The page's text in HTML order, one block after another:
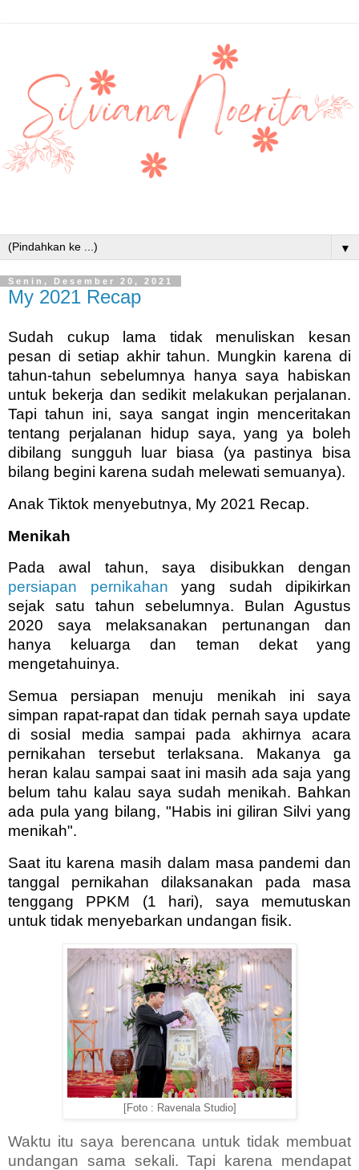
▼
Senin, Desember 20, 2021
My 2021 Recap
Sudah cukup lama tidak menuliskan kesan
pesan di setiap akhir tahun. Mungkin karena di
tahun-tahun sebelumnya hanya saya habiskan
untuk bekerja dan sedikit melakukan perjalanan.
Tapi tahun ini, saya sangat ingin menceritakan
tentang perjalanan hidup saya, yang ya boleh
dibilang sungguh luar biasa (ya pastinya bisa
bilang begini karena sudah melewati semuanya).
Anak Tiktok menyebutnya, My 2021 Recap.
Menikah
Pada awal tahun, saya disibukkan dengan
persiapan pernikahan yang sudah dipikirkan
sejak satu tahun sebelumnya. Bulan Agustus
2020 saya melaksanakan pertunangan dan
hanya keluarga dan teman dekat yang
mengetahuinya.
Semua persiapan menuju menikah ini saya
simpan rapat-rapat dan tidak pernah saya update
di sosial media sampai pada akhirnya acara
pernikahan tersebut terlaksana. Makanya ga
heran kalau sampai saat ini masih ada saja yang
belum tahu kalau saya sudah menikah. Bahkan
ada pula yang bilang, "Habis ini giliran Silvi yang
menikah".
Saat itu karena masih dalam masa pandemi dan
tanggal pernikahan dilaksanakan pada masa
tenggang PPKM (1 hari), saya memutuskan
untuk tidak menyebarkan undangan fisik.
[Foto : Ravenala Studio]
Waktu itu saya berencana untuk tidak membuat
undangan sama sekali. Tapi karena mendapat